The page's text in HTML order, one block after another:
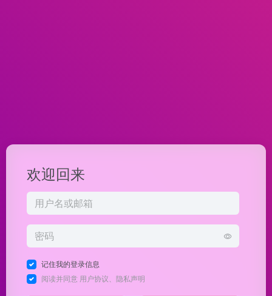
欢迎回来
记住我的登录信息
阅读并同意 用户协议 隐私声明